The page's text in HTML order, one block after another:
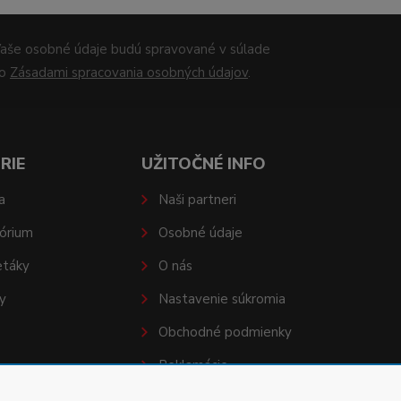
osobné údaje budú spravované v súlade
Zásadami spracovania osobných údajov.
UŽITOČNÉ INFO
Naši partneri
Osobné údaje
O nás
Nastavenie súkromia
Obchodné podmienky
Reklamácie